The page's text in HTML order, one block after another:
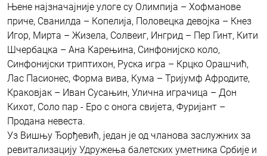
Њене најзначајније улоге су Олимпија – Хофманове
приче, Сванилда – Копелија, Половецка девојка – Кнез
Игор, Мирта – Жизела, Солвеиг, Ингрид – Пер Гинт, Кити
Шчербацка – Ана Карењина, Синфонијско коло,
Синфонијски триптихон, Руска игра – Крцко Орашчић,
Лас Пасионес, Форма вива, Кума – Тријумф Афродите,
Краковјак – Иван Сусањин, Улична играчица – Дон
Кихот, Соло пар - Еро с онога свијета, Фуријант –
Продана невеста.
Уз Вишњу Ђорђевић, један је од чланова заслужних за
ревитализацију Удружења балетских уметника Србије и